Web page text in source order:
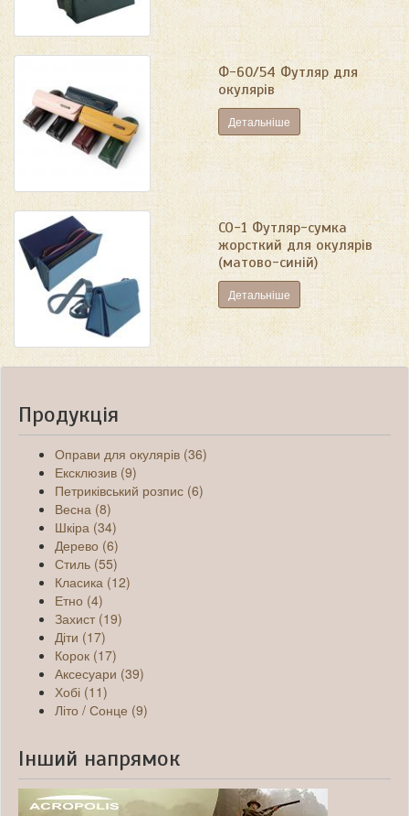
Ф-60/54 Футляр для
окулярів
Детальніше
СО-1 Футляр-сумка
жорсткий для окулярів
(матово-синій)
Детальніше
Продукція
Оправи для окулярів (36)
Ексклюзив (9)
Петриківський розпис (6)
Весна (8)
Шкіра (34)
Дерево (6)
Стиль (55)
Класика (12)
Етно (4)
Захист (19)
Діти (17)
Корок (17)
Аксесуари (39)
Хобі (11)
Літо / Сонце (9)
Інший напрямок